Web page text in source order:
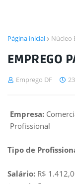
Página inicial Núcleo
EMPREGO
Emprego DF
Empresa:
Profissional
Tipo de
Salário: R$